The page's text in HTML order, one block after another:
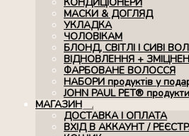
МАСКИ & ДОГЛЯД
УКЛАДКА
ЧОЛОВІКАМ
БЛОНД, СВІТЛІ І СИВІ
ВІДНОВЛЕННЯ +
ФАРБОВАНЕ ВОЛОССЯ
НАБОРИ продуктів у
JOHN PAUL PET®
МАГАЗИН
Розгорнуте
вкладене
меню
ДОСТАВКА І ОПЛАТА
ВХІД В АККАУНТ /